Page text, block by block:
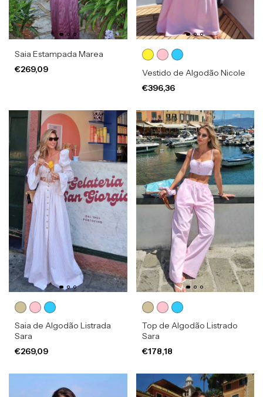
Saia Estampada Marea
€269,09
Vestido de Algodão Nicole
€396,36
Saia de Algodão Listrada
Sara
€269,09
Top de Algodão Listrado
Sara
€178,18